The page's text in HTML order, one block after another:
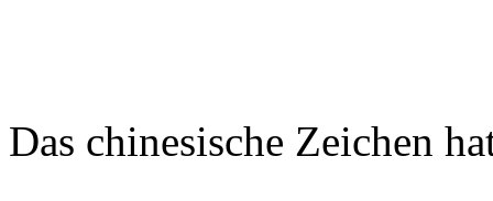
Das chinesische Zeichen